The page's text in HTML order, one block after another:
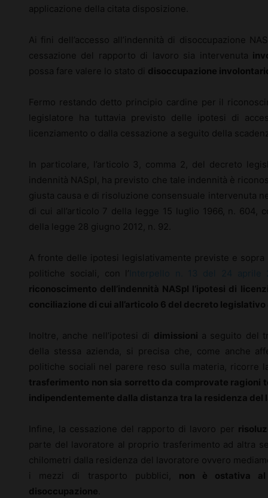
applicazione della citata disposizione.
Ai fini dell’accesso all’indennità di disoccupazione
cessazione del rapporto di lavoro sia intervenuta
possa fare valere lo stato di disoccupazione
Fermo restando detto principio cardine per il
legislatore ha tuttavia previsto delle ipotesi di
licenziamento o dalla cessazione a seguito della
In particolare, l’articolo 3, comma 2, del decreto
indennità NASpI, ha previsto che tale indennità è
giusta causa e di risoluzione consensuale intervenuta
di cui all’articolo 7 della legge 15 luglio 1966, n. 604,
della legge 28 giugno 2012, n. 92.
A fronte delle ipotesi legislativamente previste e
politiche sociali, con l’
riconoscimento dell’indennità NASpI l’ipotesi di
conciliazione di cui all’articolo 6 del decreto legislativo
Inoltre, anche nell’ipotesi di dimissioni a seguito del
della stessa azienda, si precisa che, come anche
politiche sociali nel parere reso sulla materia, ricorre
trasferimento non sia sorretto da comprovate ragioni
indipendentemente dalla distanza tra la residenza del
Infine, la cessazione del rapporto di lavoro per
parte del lavoratore al proprio trasferimento ad altra
chilometri dalla residenza del lavoratore ovvero
i mezzi di trasporto pubblici, non è ostativa al
disoccupazione